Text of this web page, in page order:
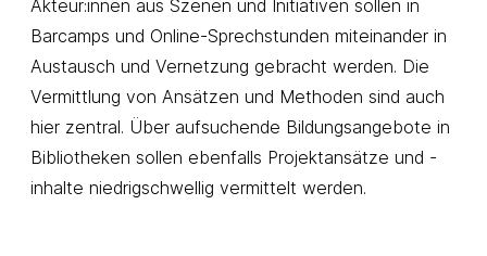
Akteur:innen aus Szenen und Initiativen sollen in
Barcamps und Online-Sprechstunden miteinander in
Austausch und Vernetzung gebracht werden. Die
Vermittlung von Ansätzen und Methoden sind auch
hier zentral. Über aufsuchende Bildungsangebote in
Bibliotheken sollen ebenfalls Projektansätze und -
inhalte niedrigschwellig vermittelt werden.